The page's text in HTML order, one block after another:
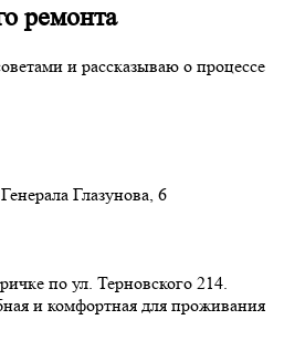
ремонта
и рассказываю о процессе
Глазунова, 6
по ул. Терновского 214.
и комфортная для проживания